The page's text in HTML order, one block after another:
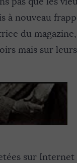
à nouveau
du
mais sur
sur Internet